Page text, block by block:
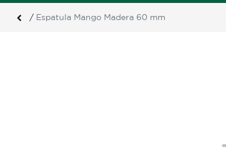
/ Espatula Mango Madera 60 mm